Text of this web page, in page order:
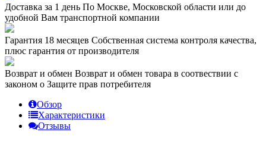
Доставка за 1 день По Москве, Московской области или до
удобной Вам транспортной компании
Гарантия 18 месяцев Собственная система контроля качества,
плюс гарантия от производителя
Возврат и обмен Возврат и обмен товара в соотвествии с
законом о Защите прав потребителя
Обзор
Характеристики
Отзывы